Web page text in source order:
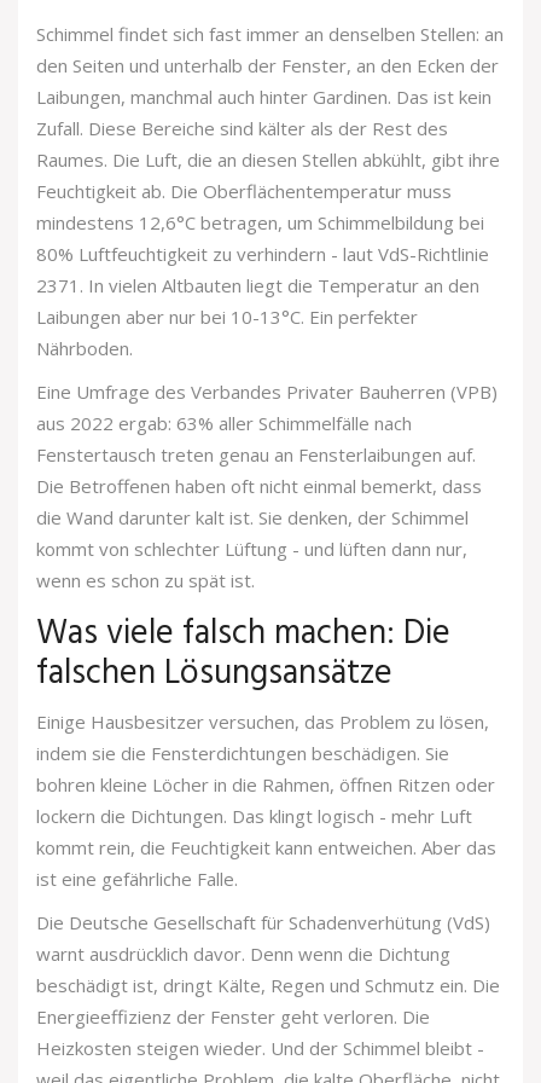
Schimmel findet sich fast immer an denselben Stellen: an
den Seiten und unterhalb der Fenster, an den Ecken der
Laibungen, manchmal auch hinter Gardinen. Das ist kein
Zufall. Diese Bereiche sind kälter als der Rest des
Raumes. Die Luft, die an diesen Stellen abkühlt, gibt ihre
Feuchtigkeit ab. Die Oberflächentemperatur muss
mindestens 12,6°C betragen, um Schimmelbildung bei
80% Luftfeuchtigkeit zu verhindern - laut VdS-Richtlinie
2371. In vielen Altbauten liegt die Temperatur an den
Laibungen aber nur bei 10-13°C. Ein perfekter
Nährboden.
Eine Umfrage des Verbandes Privater Bauherren (VPB)
aus 2022 ergab: 63% aller Schimmelfälle nach
Fenstertausch treten genau an Fensterlaibungen auf.
Die Betroffenen haben oft nicht einmal bemerkt, dass
die Wand darunter kalt ist. Sie denken, der Schimmel
kommt von schlechter Lüftung - und lüften dann nur,
wenn es schon zu spät ist.
Was viele falsch machen: Die
falschen Lösungsansätze
Einige Hausbesitzer versuchen, das Problem zu lösen,
indem sie die Fensterdichtungen beschädigen. Sie
bohren kleine Löcher in die Rahmen, öffnen Ritzen oder
lockern die Dichtungen. Das klingt logisch - mehr Luft
kommt rein, die Feuchtigkeit kann entweichen. Aber das
ist eine gefährliche Falle.
Die Deutsche Gesellschaft für Schadenverhütung (VdS)
warnt ausdrücklich davor. Denn wenn die Dichtung
beschädigt ist, dringt Kälte, Regen und Schmutz ein. Die
Energieeffizienz der Fenster geht verloren. Die
Heizkosten steigen wieder. Und der Schimmel bleibt -